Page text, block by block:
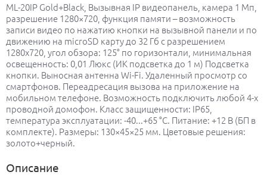
ML-20IP Gold+Black, Вызывная IP видеопанель, камера 1 Мп,
разрешение 1280×720, функция памяти – возможность
записи видео по нажатию кнопки на вызывной панели и по
движению на microSD карту до 32 Гб с разрешением
1280х720, угол обзора: 125° по горизонтали, минимальная
освещенность: 0,01 Люкс (ИК подсветка до 1 м) Подсветка
кнопки. Выносная антенна Wi-Fi. Удаленный просмотр со
смартфонов. Переадресация вызова на приложение на
мобильном телефоне. Возможность подключить любой 4-х
проводной домофон. Класс защищенности: IP65,
температура эксплуатации: -40...+65 °С. Питание: +12 В (БП в
комплекте). Размеры: 130×45×25 мм. Цветовые решения:
золото+черный.
Описание